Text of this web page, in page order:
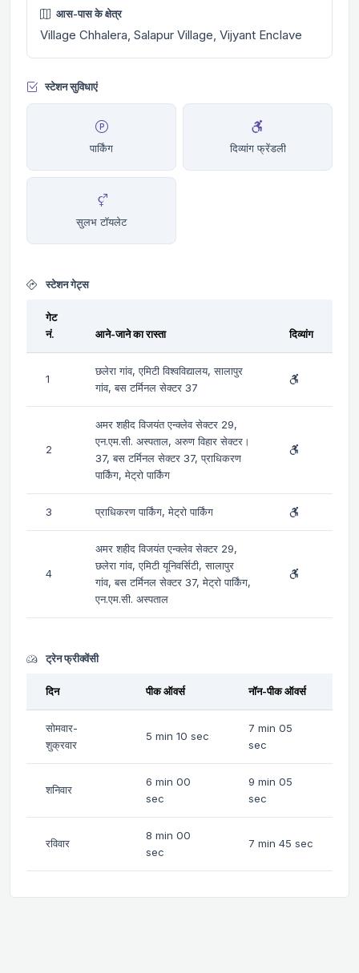
आस-पास के क्षेत्र
Village Chhalera, Salapur Village, Vijyant Enclave
स्टेशन सुविधाएं
पार्किंग दिव्यांग फ्रेंडली
सुलभ टॉयलेट
स्टेशन गेट्स
गेट
नं.
आने-जाने का रास्ता दिव्यांग
1
छलेरा गांव, एमिटी विश्वविद्यालय, सालापुर
गांव, बस टर्मिनल सेक्टर 37
2
अमर शहीद विजयंत एन्क्लेव सेक्टर 29,
एन.एम.सी. अस्पताल, अरुण विहार सेक्टर।
37, बस टर्मिनल सेक्टर 37, प्राधिकरण
पार्किंग, मेट्रो पार्किंग
3 प्राधिकरण पार्किंग, मेट्रो पार्किंग
4
अमर शहीद विजयंत एन्क्लेव सेक्टर 29,
छलेरा गांव, एमिटी यूनिवर्सिटी, सालापुर
गांव, बस टर्मिनल सेक्टर 37, मेट्रो पार्किंग,
एन.एम.सी. अस्पताल
ट्रेन फ्रीक्वेंसी
दिन पीक ऑवर्स नॉन-पीक ऑवर्स
सोमवार-
शुक्रवार
5 min 10 sec
7 min 05
sec
शनिवार
6 min 00
sec
9 min 05
sec
रविवार
8 min 00
sec
7 min 45 sec